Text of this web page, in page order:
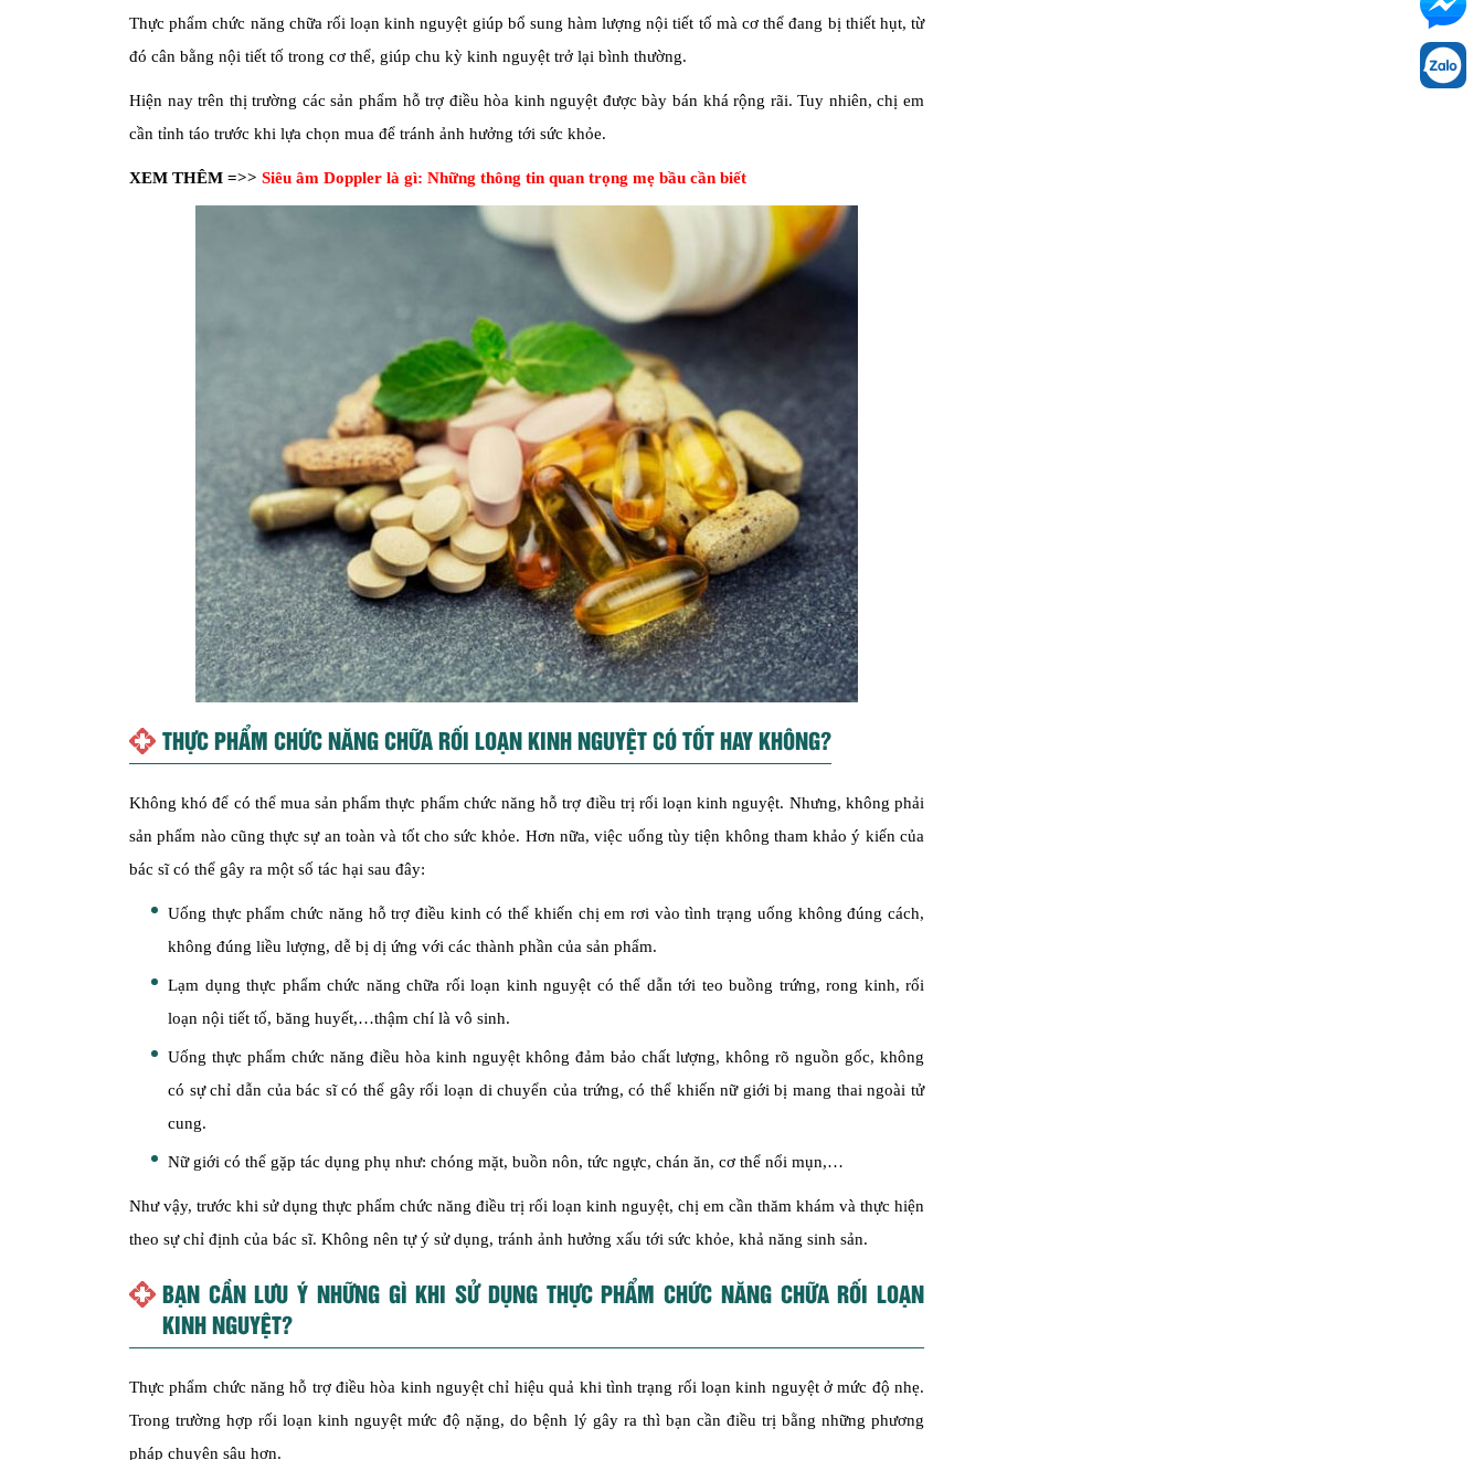
Thực phẩm chức năng chữa rối loạn kinh nguyệt giúp bổ sung hàm lượng nội tiết tố mà cơ thể đang bị thiết hụt, từ
đó cân bằng nội tiết tố trong cơ thể, giúp chu kỳ kinh nguyệt trở lại bình thường.
Hiện nay trên thị trường các sản phẩm hỗ trợ điều hòa kinh nguyệt được bày bán khá rộng rãi. Tuy nhiên, chị em
cần tỉnh táo trước khi lựa chọn mua để tránh ảnh hưởng tới sức khỏe.
XEM THÊM =>> Siêu âm Doppler là gì: Những thông tin quan trọng mẹ bầu cần biết
THỰC PHẨM CHỨC NĂNG CHỮA RỐI LOẠN KINH NGUYỆT CÓ TỐT HAY KHÔNG?
Không khó để có thể mua sản phẩm thực phẩm chức năng hỗ trợ điều trị rối loạn kinh nguyệt. Nhưng, không phải
sản phẩm nào cũng thực sự an toàn và tốt cho sức khỏe. Hơn nữa, việc uống tùy tiện không tham khảo ý kiến của
bác sĩ có thể gây ra một số tác hại sau đây:
Uống thực phẩm chức năng hỗ trợ điều kinh có thể khiến chị em rơi vào tình trạng uống không đúng cách,
không đúng liều lượng, dễ bị dị ứng với các thành phần của sản phẩm.
Lạm dụng thực phẩm chức năng chữa rối loạn kinh nguyệt có thể dẫn tới teo buồng trứng, rong kinh, rối
loạn nội tiết tố, băng huyết,…thậm chí là vô sinh.
Uống thực phẩm chức năng điều hòa kinh nguyệt không đảm bảo chất lượng, không rõ nguồn gốc, không
có sự chỉ dẫn của bác sĩ có thể gây rối loạn di chuyển của trứng, có thể khiến nữ giới bị mang thai ngoài tử
cung.
Nữ giới có thể gặp tác dụng phụ như: chóng mặt, buồn nôn, tức ngực, chán ăn, cơ thể nổi mụn,…
Như vậy, trước khi sử dụng thực phẩm chức năng điều trị rối loạn kinh nguyệt, chị em cần thăm khám và thực hiện
theo sự chỉ định của bác sĩ. Không nên tự ý sử dụng, tránh ảnh hưởng xấu tới sức khỏe, khả năng sinh sản.
BẠN CẦN LƯU Ý NHỮNG GÌ KHI SỬ DỤNG THỰC PHẨM CHỨC NĂNG CHỮA RỐI LOẠN
KINH NGUYỆT?
Thực phẩm chức năng hỗ trợ điều hòa kinh nguyệt chỉ hiệu quả khi tình trạng rối loạn kinh nguyệt ở mức độ nhẹ.
Trong trường hợp rối loạn kinh nguyệt mức độ nặng, do bệnh lý gây ra thì bạn cần điều trị bằng những phương
pháp chuyên sâu hơn.